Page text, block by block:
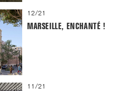
12/21
MARSEILLE, ENCHANTÉ !
11/21